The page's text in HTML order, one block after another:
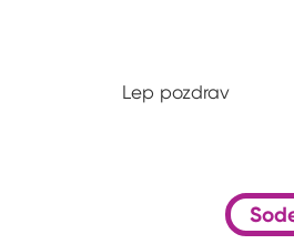
Lep pozdrav